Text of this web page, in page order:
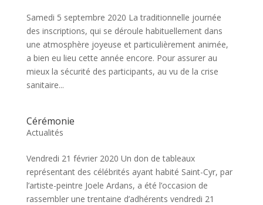
Samedi 5 septembre 2020 La traditionnelle journée
des inscriptions, qui se déroule habituellement dans
une atmosphère joyeuse et particulièrement animée,
a bien eu lieu cette année encore. Pour assurer au
mieux la sécurité des participants, au vu de la crise
sanitaire...
Cérémonie
Actualités
Vendredi 21 février 2020 Un don de tableaux
représentant des célébrités ayant habité Saint-Cyr, par
l’artiste-peintre Joele Ardans, a été l’occasion de
rassembler une trentaine d’adhérents vendredi 21